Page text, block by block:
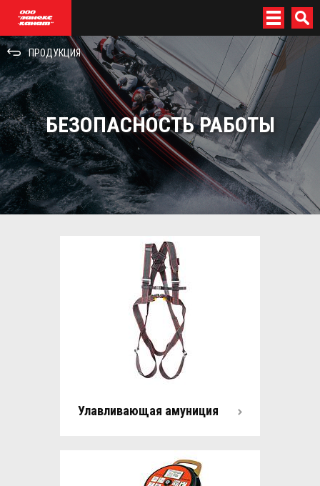
menu
ПРОДУКЦИЯ
БЕЗОПАСНОСТЬ РАБОТЫ
Улавливающая амуниция